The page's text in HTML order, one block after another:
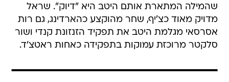
שהמילה המתארת אותם היטב היא "דיוק". שראל
מדויק מאוד כצ'יף, שחר מהוקצע כהארדינג, גם רות
אסרסאי מגלמת היטב את תפקיד הזנזונת קנדי ושור
סלקטר מרוכזת עמוקות בתפקידה כאחות ראטצ'ד.